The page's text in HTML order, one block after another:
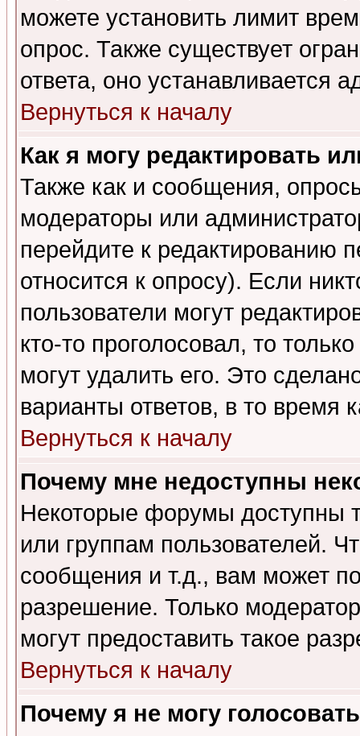
можете установить лимит
опрос. Также существует
ответа, оно устанавливается
Вернуться к началу
Как я могу редактировать
Также как и сообщения,
модераторы или
перейдите к редактированию
относится к опросу). Если
пользователи могут
кто-то проголосовал, то
могут удалить его. Это
варианты ответов, в то время
Вернуться к началу
Почему мне недоступны
Некоторые форумы доступны
или группам пользователей.
сообщения и т.д., вам может
разрешение. Только
могут предоставить такое
Вернуться к началу
Почему я не могу